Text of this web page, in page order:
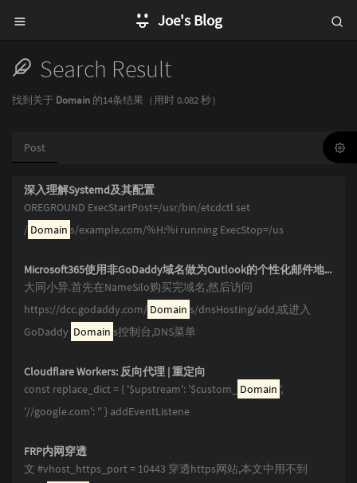
Joe's Blog
Search Result
找到关于 Domain 的14条结果（用时 0.082 秒）
Post
深入理解Systemd及其配置
OREGROUND ExecStartPost=/usr/bin/etcdctl set
/ Domain s/example.com/%H:%i running ExecStop=/us
Microsoft365使用非GoDaddy域名做为Outlook的个性化邮件地址以及Outlook发件人姓名颠倒问题
大同小异.首先在NameSilo购买完域名,然后访问
https://dcc.godaddy.com/ Domain s/dnsHosting/add,或进入
GoDaddy Domain s控制台,DNS菜单
Cloudflare Workers: 反向代理 | 重定向
const replace_dict = { '$upstream': '$custom_
Domain ',
'//google.com': '' } addEventListene
FRP内网穿透
文 #vhost_https_port = 10443 穿透https网站,本文中用不到